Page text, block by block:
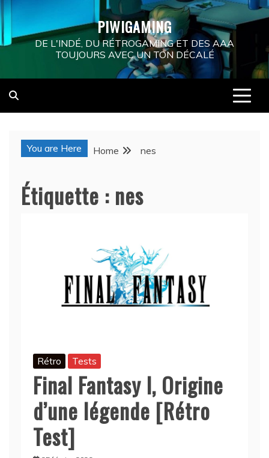
Skip
to
content
PIWIGAMING
DE L'INDÉ, DU RÉTROGAMING ET DES AAA
TOUJOURS AVEC UN TON DÉCALÉ
You are Here Home nes
Étiquette : nes
Rétro Tests
Final Fantasy I, Origine
d’une légende [Rétro
Test]